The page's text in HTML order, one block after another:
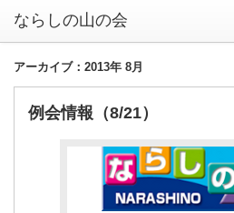
アーカイブ：2013年 8月
例会情報（8/21）